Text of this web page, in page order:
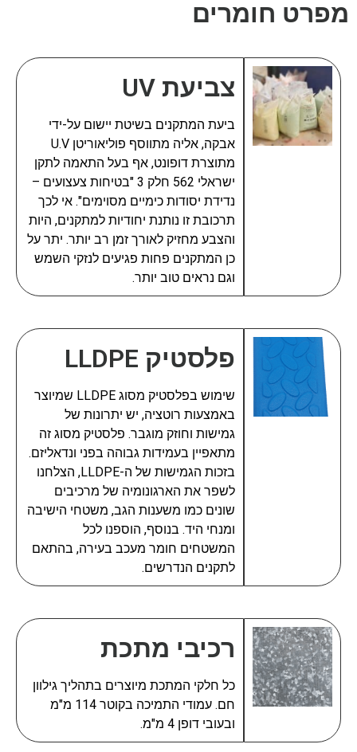
מפרט חומרים
צביעת UV
ביעת המתקנים בשיטת יישום על-ידי
אבקה, אליה מתווסף פוליאוריטן U.V
מתוצרת דופונט, אף בעל התאמה לתקן
ישראלי 562 חלק 3 "בטיחות צעצועים –
נדידת יסודות כימיים מסוימים". אי לכך
תרכובת זו נותנת יחודיות למתקנים, היות
והצבע מחזיק לאורך זמן רב יותר. יתר על
כן המתקנים פחות פגיעים לנזקי השמש
וגם נראים טוב יותר.
פלסטיק LLDPE
שימוש בפלסטיק מסוג LLDPE שמיוצר
באמצעות רוטציה, יש יתרונות של
גמישות וחוזק מוגבר. פלסטיק מסוג זה
מתאפיין בעמידות גבוהה בפני ונדאליזם.
בזכות הגמישות של ה-LLDPE, הצלחנו
לשפר את הארגונומיה של מרכיבים
שונים כמו משענות הגב, משטחי הישיבה
ומנחי היד. בנוסף, הוספנו לכל
המשטחים חומר מעכב בעירה, בהתאם
לתקנים הנדרשים.
רכיבי מתכת
כל חלקי המתכת מיוצרים בתהליך גילוון
חם. עמודי התמיכה בקוטר 114 מ"מ
ובעובי דופן 4 מ"מ.
אליכם בהקדם
שליחה